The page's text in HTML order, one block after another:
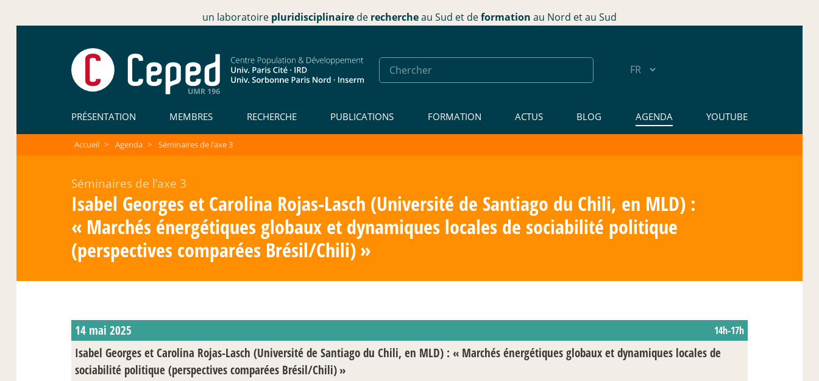
un laboratoire pluridisciplinaire de rechercheau Sud et deformation au Nord et au Sud
PRÉSENTATION MEMBRES RECHERCHE PUBLICATIONS FORMATION ACTUS BLOG AGENDA YOUTUBE
Accueil > Agenda > Séminaires de l’axe 3
Séminaires de l’axe 3
Isabel Georges et Carolina Rojas-Lasch (Université de Santiago du Chili, en MLD) :
« Marchés énergétiques globaux et dynamiques locales de sociabilité politique
(perspectives comparées Brésil/Chili)»
14 mai 2025 14h-17h
Isabel Georges et Carolina Rojas-Lasch (Université de Santiago du Chili, en MLD) : « Marchés énergétiques globaux et dynamiques locales de
sociabilité politique (perspectives comparées Brésil/Chili)»